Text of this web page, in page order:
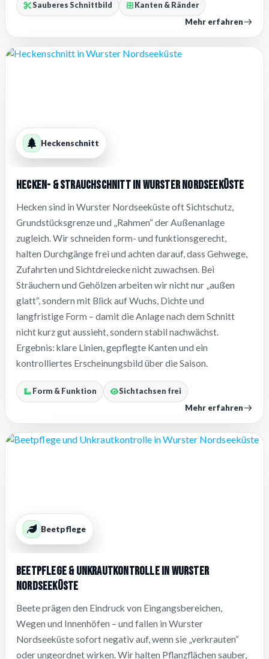
Sauberes Schnittbild Kanten & Ränder
Mehr erfahren
Heckenschnitt
Hecken- & Strauchschnitt in Wurster Nordseeküste
Hecken sind in Wurster Nordseeküste oft Sichtschutz,
Grundstücksgrenze und „Rahmen“ der Außenanlage
zugleich. Wir schneiden form- und funktionsgerecht,
halten Durchgänge frei und achten darauf, dass Gehwege,
Zufahrten und Sichtdreiecke nicht zuwachsen. Bei
Sträuchern und Gehölzen arbeiten wir nicht nur „außen
glatt“, sondern mit Blick auf Wuchs, Dichte und
langfristige Form – damit die Anlage nach dem Schnitt
nicht kurz gut aussieht, sondern stabil nachwächst.
Ergebnis: klare Linien, gepflegte Kanten und ein
kontrolliertes Erscheinungsbild über die Saison.
Form & Funktion Sichtachsen frei
Mehr erfahren
Beetpflege
Beetpflege & Unkrautkontrolle in Wurster
Nordseeküste
Beete prägen den Eindruck von Eingangsbereichen,
Wegen und Innenhöfen – und fallen in Wurster
Nordseeküste sofort negativ auf, wenn sie „verkrauten“
oder ungeordnet wirken. Wir halten Pflanzflächen sauber,